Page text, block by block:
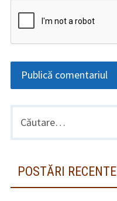
BARA
LATERALĂ
Caută
după:
POSTĂRI RECENTE